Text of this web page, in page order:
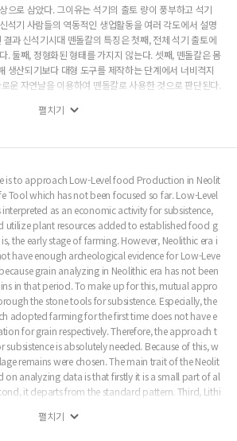
으로 삼았다. 그이유는 석기의 출토 량이 풍부하고 석기
석기 사람들의 역동적인 생업활동을 여러 각도에서 설명
과 신석기시대 뗀돌칼의 특징은 첫째, 전체 석기 출토에
. 둘째, 정형화된 형태를 가지지 않는다. 셋째, 뗀돌칼은 몸
생산되기보다 대형 도구를 제작하는 단계에서 너비격지
운 자연날을 이용하여 뗀돌칼로 사용한 것으로 판단된다.
을 중심으로 출토되며, 후기로 갈수록 출토 유적이 늘어난
후기로 갈수록 유적에서 식물자원 이용이 늘어가고 있으
아 단언 할 수는 없지만 현재까지 암사동 유적은 신석기시
적으로 뗀돌칼을 이용하여 식물자원을 수확하였음을 보
활동 가운데 식물자원의 관리와 이용도 비교적 활발히
있다. 이는 농경사회로 인식되는 청동기시대에 식물 수확
전용 도구로사용되었던 것과 달리, 저차원 식량생산 단계
서는 식물 수확을 위한도구를 전용도구로 사용되지 않았
형도구를 제작하는 과정에서 날카로운 자연날이 있는 너
을 수확하는데 그때그때 사용한 것으로 판단할 수 있다.
펼치기
is to approach Low-Level food Production in Neolit
Tool which has not been focused so far. Low-Level
as an economic activity for subsistence,
utilize plant resources added to established food g
the early stage of farming. However, Neolithic era i
have enough archeological evidence for Low-Leve
grain analyzing in Neolithic era has not been
in that period. To make up for this, mutual appro
the stone tools for subsistence. Especially, the
adopted farming for the first time does not have e
for grain respectively. Therefore, the approach t
is absolutely needed. Because of this, w
remains were chosen. The main trait of the Neolit
on analyzing data is that firstly it is a small part of al
it departs from the standard pattern. Third, Lithi
rather than is made through a systematic process.
펼치기